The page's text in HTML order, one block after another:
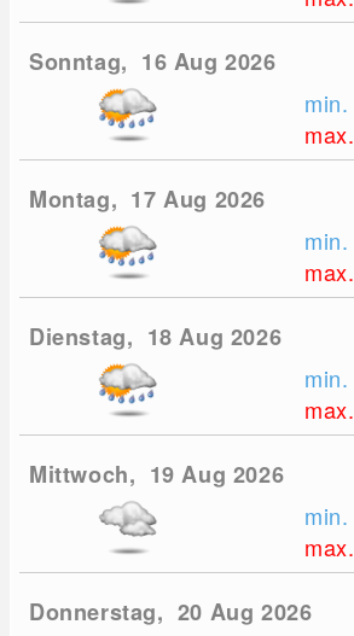
Sonntag, 16 Aug 2026
min.
Montag, 17 Aug 2026
Dienstag, 18 Aug 2026
min.
Mittwoch, 19 Aug 2026
min.
Donnerstag, 20 Aug 2026